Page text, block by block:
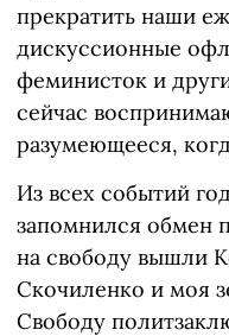
прекратить наши
дискуссионные
феминисток и
сейчас
разумеющееся,
Из всех событий
запомнился обмен
на свободу вышли
Скочиленко и моя
Свободу